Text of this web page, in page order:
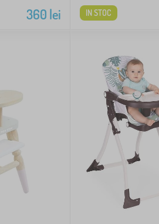
360 lei IN STOC